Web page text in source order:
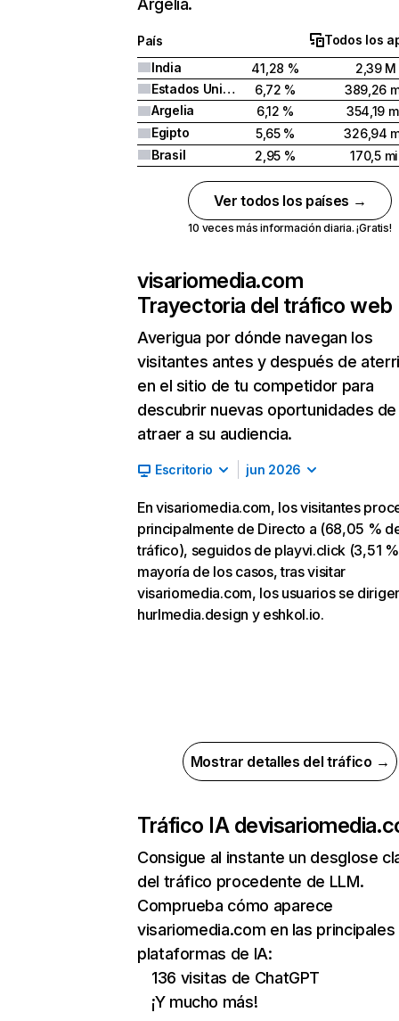
Argelia.
País
Todos los
India
41,28 %
2,39 M
Estados Unidos
6,72 %
389,26
Argelia
6,12 %
354,19
Egipto
5,65 %
326,94
Brasil
2,95 % 170,5
Ver todos los países →
10 veces más información diaria. ¡Gratis!
visariomedia.com
Trayectoria del tráfico web
Averigua por dónde navegan los
visitantes antes y después de
en el sitio de tu competidor para
descubrir nuevas oportunidades de
atraer a su audiencia.
Escritorio jun 2026
En visariomedia.com, los visitantes
principalmente de Directo a (68,05 %
tráfico), seguidos de playvi.click (3,51
mayoría de los casos, tras visitar
visariomedia.com, los usuarios se
hurlmedia.design y eshkol.io.
Mostrar detalles del tráfico →
Tráfico IA de
Consigue al instante un desglose
del tráfico procedente de LLM.
Comprueba cómo aparece
visariomedia.com en las principales
plataformas de IA:
136 visitas de ChatGPT
¡Y mucho más!